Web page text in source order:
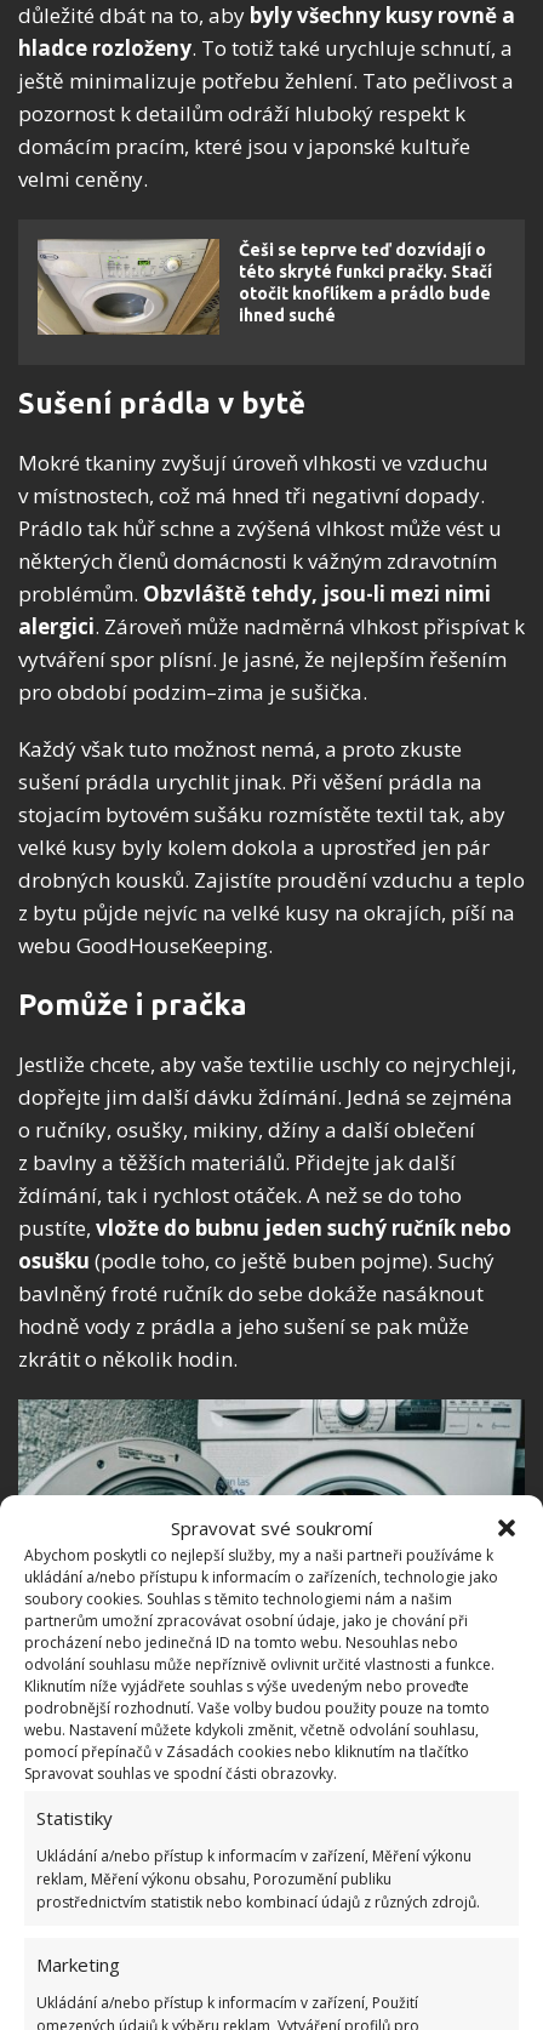
Spravovat své soukromí
Abychom poskytli co nejlepší služby, my a naši partneři používáme k
ukládání a/nebo přístupu k informacím o zařízeních, technologie jako
soubory cookies. Souhlas s těmito technologiemi nám a našim
partnerům umožní zpracovávat osobní údaje, jako je chování při
procházení nebo jedinečná ID na tomto webu. Nesouhlas nebo
odvolání souhlasu může nepříznivě ovlivnit určité vlastnosti a funkce.
Kliknutím níže vyjádřete souhlas s výše uvedeným nebo proveďte
podrobnější rozhodnutí. Vaše volby budou použity pouze na tomto
webu. Nastavení můžete kdykoli změnit, včetně odvolání souhlasu,
pomocí přepínačů v Zásadách cookies nebo kliknutím na tlačítko
Spravovat souhlas ve spodní části obrazovky.
Statistiky
Ukládání a/nebo přístup k informacím v zařízení, Měření výkonu
reklam, Měření výkonu obsahu, Porozumění publiku
prostřednictvím statistik nebo kombinací údajů z různých zdrojů.
Marketing
Ukládání a/nebo přístup k informacím v zařízení, Použití
omezených údajů k výběru reklam, Vytváření profilů pro
důležité dbát na to, aby byly všechny kusy rovně a
hladce rozloženy. To totiž také urychluje schnutí, a
ještě minimalizuje potřebu žehlení. Tato pečlivost a
pozornost k detailům odráží hluboký respekt k
domácím pracím, které jsou v japonské kultuře
velmi ceněny.
Češi se teprve teď dozvídají o
této skryté funkci pračky. Stačí
otočit knoflíkem a prádlo bude
ihned suché
Sušení prádla v bytě
Mokré tkaniny zvyšují úroveň vlhkosti ve vzduchu
v místnostech, což má hned tři negativní dopady.
Prádlo tak hůř schne a zvýšená vlhkost může vést u
některých členů domácnosti k vážným zdravotním
problémům. Obzvláště tehdy, jsou-li mezi nimi
alergici. Zároveň může nadměrná vlhkost přispívat k
vytváření spor plísní. Je jasné, že nejlepším řešením
pro období podzim–zima je sušička.
Každý však tuto možnost nemá, a proto zkuste
sušení prádla urychlit jinak. Při věšení prádla na
stojacím bytovém sušáku rozmístěte textil tak, aby
velké kusy byly kolem dokola a uprostřed jen pár
drobných kousků. Zajistíte proudění vzduchu a teplo
z bytu půjde nejvíc na velké kusy na okrajích, píší na
webu GoodHouseKeeping.
Pomůže i pračka
Jestliže chcete, aby vaše textilie uschly co nejrychleji,
dopřejte jim další dávku ždímání. Jedná se zejména
o ručníky, osušky, mikiny, džíny a další oblečení
z bavlny a těžších materiálů. Přidejte jak další
ždímání, tak i rychlost otáček. A než se do toho
pustíte, vložte do bubnu jeden suchý ručník nebo
osušku (podle toho, co ještě buben pojme). Suchý
bavlněný froté ručník do sebe dokáže nasáknout
hodně vody z prádla a jeho sušení se pak může
zkrátit o několik hodin.
Fotografie: Pixabay
Dejte si však pozor na jemné textilie, jako jsou
dámské halenky, spodní prádlo, záclony a další.
Tady by přílišným ždímáním
k poškození vlákeni tvaru oděvu. Na
BydlímeÚtulně jsme psali také o tom, jak při praní
docílíte toho, aby vašeručníky byly jemnéa hebké.